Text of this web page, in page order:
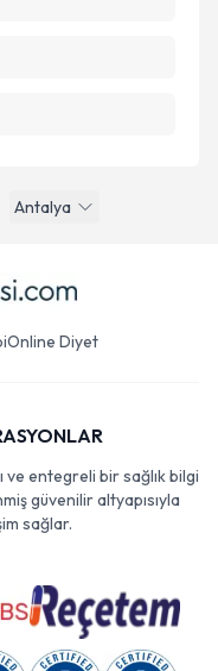
Antalya
Online Diyet
ve entegreli bir sağlık bilgi
güvenilir altyapısıyla
sağlar.